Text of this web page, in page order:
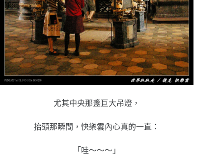
尤其中央那盞巨大吊燈，
抬頭那瞬間，快樂雲內心真的一直：
「哇～～～」